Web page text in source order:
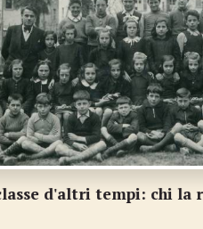
d'altri tempi: chi la